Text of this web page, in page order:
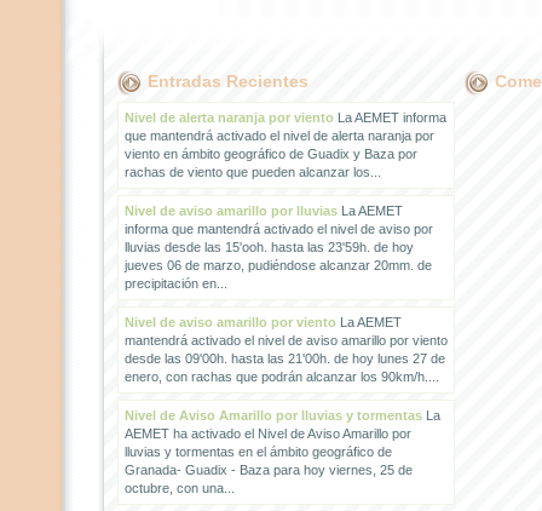
Entradas Recientes
Nivel de alerta naranja por vientoLa AEMET informa
que mantendrá activado el nivel de alerta naranja por
viento en ámbito geográfico de Guadix y Baza por
rachas de viento que pueden alcanzar los...
Nivel de aviso amarillo por lluviasLa AEMET
informa que mantendrá activado el nivel de aviso por
lluvias desde las 15'ooh. hasta las 23'59h. de hoy
jueves 06 de marzo, pudiéndose alcanzar 20mm. de
precipitación en...
Nivel de aviso amarillo por vientoLa AEMET
mantendrá activado el nivel de aviso amarillo por viento
desde las 09'00h. hasta las 21'00h. de hoy lunes 27 de
enero, con rachas que podrán alcanzar los 90km/h....
Nivel de Aviso Amarillo por lluvias y tormentasLa
AEMET ha activado el Nivel de Aviso Amarillo por
lluvias y tormentas en el ámbito geográfico de
Granada- Guadix - Baza para hoy viernes, 25 de
octubre, con una...